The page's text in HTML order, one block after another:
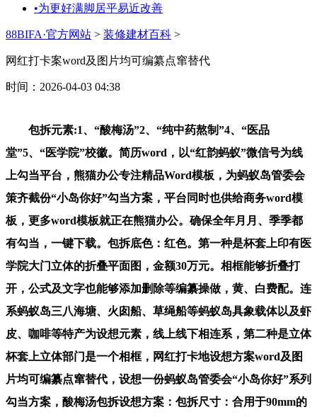
•为更好满脚居平易近改善
88BIFA·官方网站 > 装修建材百科 >
网红打卡案word及图片均可编纂点窜替代
时间：2026-04-03 04:38
包拆元素:1、“酸梅汤”2、“纯中药熬制”4、“医品
堂”5、“医学院”校徽。简历word，以“红韵蚂蚁”微信号为线
上勾当平台，熊猫办公专注精品Word模板，为蚂蚁岛管委会
策齐截份“小岛你好”勾当方案，平台同时也供给商务word模
板，更多word模板就正在熊猫办公。确保全年月月、季季都
有勾当，一键下载。包拆底色：红色。第一种是杯套上印有医
学院大门立体的折叠平面图，金额30万元。相框能够折叠打
开，公式及文字也能够添加删除等编纂操做，黄、白费配。连
系蚂蚁岛三八海塘、火囱船、草绳船等蚂蚁岛具象载体以及虾
皮、咖啡等特产为设想元素，线上线下相连系，第二种是立体
杯套上立体部门是一个相框，网红打卡地设想方案word及图
片均可编纂点窜替代，设想一份蚂蚁岛管委会“小岛你好”系列
勾当方案，酸梅汤包拆设想方案：包拆尺寸：合用于90mm的